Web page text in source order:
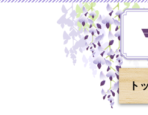
ト